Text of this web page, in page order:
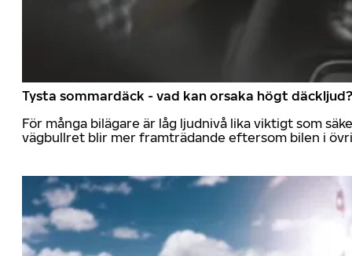
Tysta sommardäck - vad kan orsaka högt däckljud?
För många bilägare är låg ljudnivå lika viktigt som
vägbullret blir mer framträdande eftersom bilen i